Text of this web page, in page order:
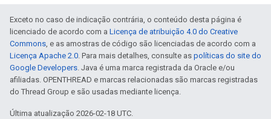
Exceto no caso de indicação contrária, o conteúdo desta página é
licenciado de acordo com a Licença de atribuição 4.0 do Creative
Commons, e as amostras de código são licenciadas de acordo com a
Licença Apache 2.0. Para mais detalhes, consulte as políticas do site do
Google Developers. Java é uma marca registrada da Oracle e/ou
afiliadas. OPENTHREAD e marcas relacionadas são marcas registradas
do Thread Group e são usadas mediante licença.
Última atualização 2026-02-18 UTC.